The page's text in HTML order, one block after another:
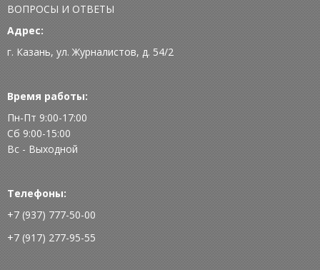
ВОПРОСЫ И ОТВЕТЫ
Адрес:
г. Казань, ул. Журналистов, д. 54/2
Время работы:
Пн-Пт 9:00-17:00
Сб 9:00-15:00
Вс - Выходной
Телефоны:
+7 (937) 777-50-00
+7 (917) 277-95-55